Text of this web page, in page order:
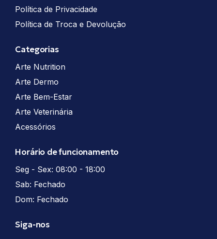
Política de Privacidade
Política de Troca e Devolução
Categorias
Arte Nutrition
Arte Dermo
Arte Bem-Estar
Arte Veterinária
Acessórios
Horário de funcionamento
Seg - Sex: 08:00 - 18:00
Sab: Fechado
Dom: Fechado
Siga-nos